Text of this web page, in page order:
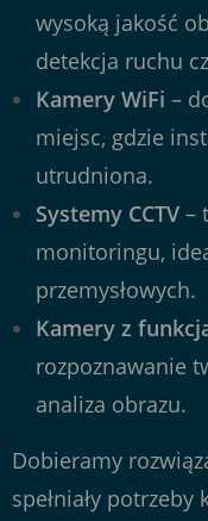
wysoką jakość
detekcja ruchu
Kamery WiFi –
miejsc, gdzie
utrudniona.
Systemy CCTV –
monitoringu,
przemysłowych.
Kamery z
rozpoznawanie
analiza obrazu.
Dobieramy
spełniały